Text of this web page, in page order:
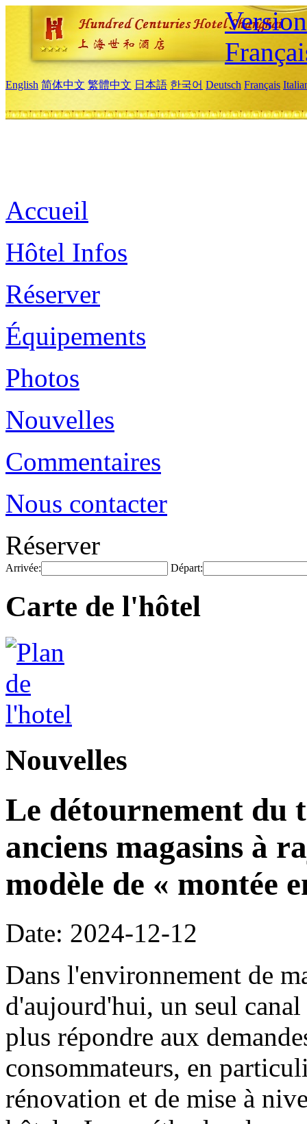
English 简体中文 繁體中文 日本語 한국어 Deutsch Français
Accueil
Hôtel Infos
Réserver
Équipements
Photos
Nouvelles
Commentaires
Nous contacter
Réserver
Arrivée: Départ:
Carte de l'hôtel
Nouvelles
Le détournement du
anciens magasins à
modèle de « montée
Date: 2024-12-12
Dans l'environnement de
d'aujourd'hui, un seul
plus répondre aux
consommateurs, en
rénovation et de mise à